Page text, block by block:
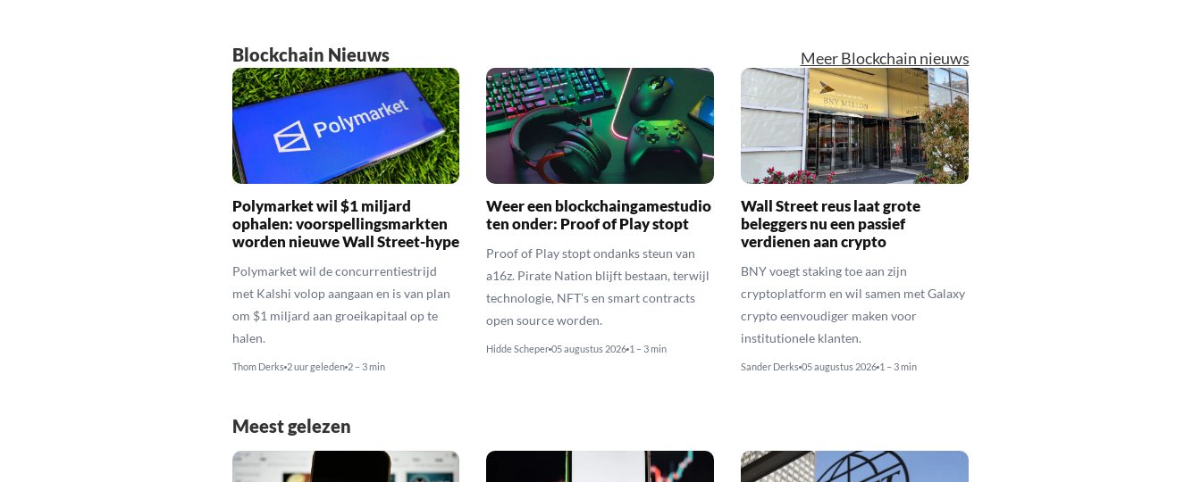
Blockchain Nieuws Meer Blockchain nieuws
Polymarket wil $1 miljard
ophalen: voorspellingsmarkten
worden nieuwe Wall Street-hype
Polymarket wil de concurrentiestrijd
met Kalshi volop aangaan en is van plan
om $1 miljard aan groeikapitaal op te
halen.
Thom Derks 2 uur geleden 2 – 3 min
Weer een blockchaingamestudio
ten onder: Proof of Play stopt
Proof of Play stopt ondanks steun van
a16z. Pirate Nation blijft bestaan, terwijl
technologie, NFT’s en smart contracts
open source worden.
Hidde Scheper 05 augustus 2026 1 – 3 min
Wall Street reus laat grote
beleggers nu een passief
verdienen aan crypto
BNY voegt staking toe aan zijn
cryptoplatform en wil samen met Galaxy
crypto eenvoudiger maken voor
institutionele klanten.
Sander Derks 05 augustus 2026 1 – 3 min
Meest gelezen